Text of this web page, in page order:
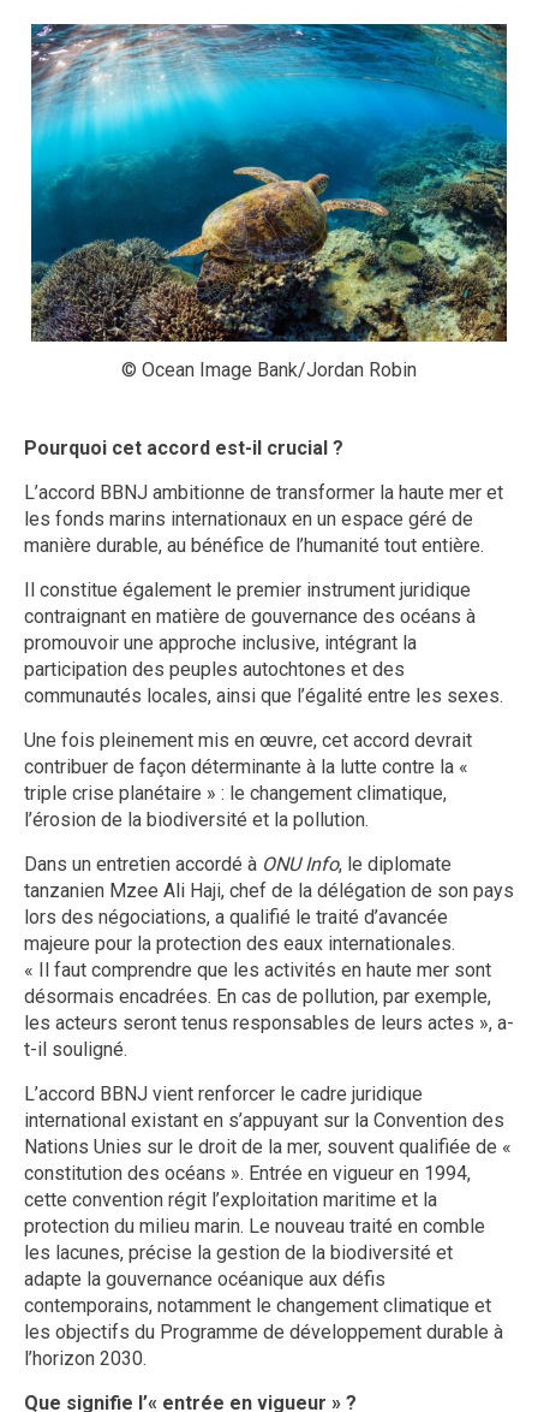
© Ocean Image Bank/Jordan Robin
Pourquoi cet accord est-il crucial ?
L’accord BBNJ ambitionne de transformer la haute mer et
les fonds marins internationaux en un espace géré de
manière durable, au bénéfice de l’humanité tout entière.
Il constitue également le premier instrument juridique
contraignant en matière de gouvernance des océans à
promouvoir une approche inclusive, intégrant la
participation des peuples autochtones et des
communautés locales, ainsi que l’égalité entre les sexes.
Une fois pleinement mis en œuvre, cet accord devrait
contribuer de façon déterminante à la lutte contre la «
triple crise planétaire » : le changement climatique,
l’érosion de la biodiversité et la pollution.
Dans un entretien accordé à ONU Info, le diplomate
tanzanien Mzee Ali Haji, chef de la délégation de son pays
lors des négociations, a qualifié le traité d’avancée
majeure pour la protection des eaux internationales.
« Il faut comprendre que les activités en haute mer sont
désormais encadrées. En cas de pollution, par exemple,
les acteurs seront tenus responsables de leurs actes », a-
t-il souligné.
L’accord BBNJ vient renforcer le cadre juridique
international existant en s’appuyant sur la Convention des
Nations Unies sur le droit de la mer, souvent qualifiée de «
constitution des océans ». Entrée en vigueur en 1994,
cette convention régit l’exploitation maritime et la
protection du milieu marin. Le nouveau traité en comble
les lacunes, précise la gestion de la biodiversité et
adapte la gouvernance océanique aux défis
contemporains, notamment le changement climatique et
les objectifs du Programme de développement durable à
l’horizon 2030.
Que signifie l’« entrée en vigueur » ?